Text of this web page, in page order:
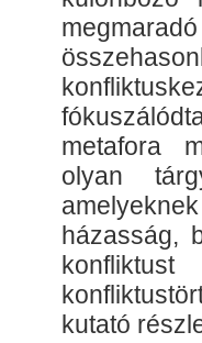
metafora
olyan
házasság,
kutató